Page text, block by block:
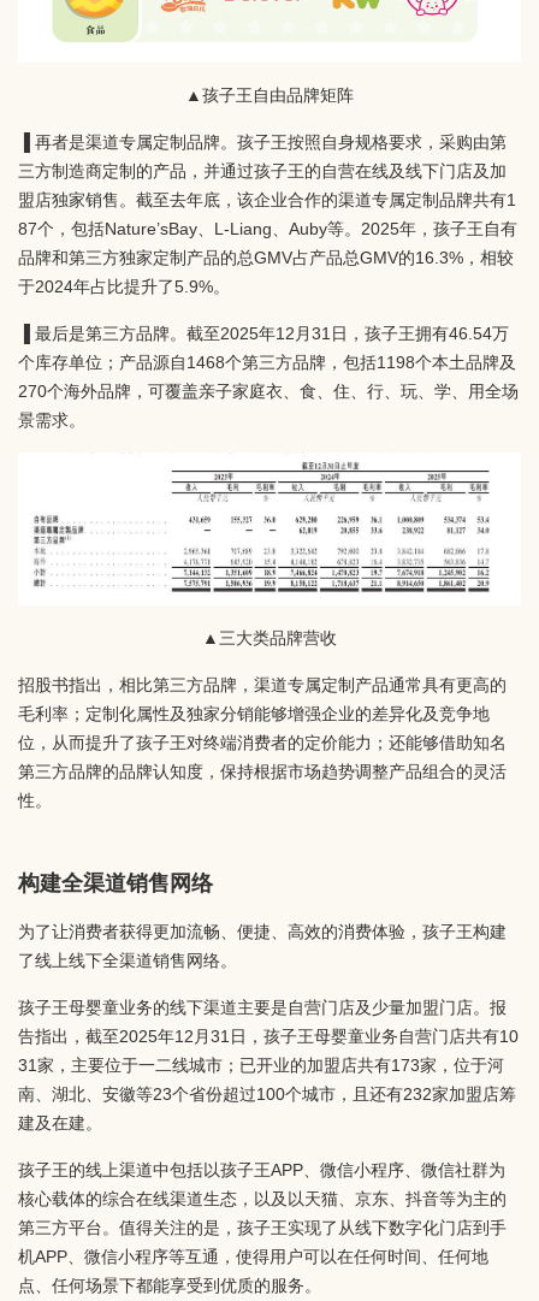
▲孩子王自由品牌矩阵
▐ 再者是渠道专属定制品牌。孩子王按照自身规格要求，采购由第
三方制造商定制的产品，并通过孩子王的自营在线及线下门店及加
盟店独家销售。截至去年底，该企业合作的渠道专属定制品牌共有1
87个，包括Nature’sBay、L-Liang、Auby等。2025年，孩子王自有
品牌和第三方独家定制产品的总GMV占产品总GMV的16.3%，相较
于2024年占比提升了5.9%。
▐ 最后是第三方品牌。截至2025年12月31日，孩子王拥有46.54万
个库存单位；产品源自1468个第三方品牌，包括1198个本土品牌及
270个海外品牌，可覆盖亲子家庭衣、食、住、行、玩、学、用全场
景需求。
▲三大类品牌营收
招股书指出，相比第三方品牌，渠道专属定制产品通常具有更高的
毛利率；定制化属性及独家分销能够增强企业的差异化及竞争地
位，从而提升了孩子王对终端消费者的定价能力；还能够借助知名
第三方品牌的品牌认知度，保持根据市场趋势调整产品组合的灵活
性。
构建全渠道销售网络
为了让消费者获得更加流畅、便捷、高效的消费体验，孩子王构建
了线上线下全渠道销售网络。
孩子王母婴童业务的线下渠道主要是自营门店及少量加盟门店。报
告指出，截至2025年12月31日，孩子王母婴童业务自营门店共有10
31家，主要位于一二线城市；已开业的加盟店共有173家，位于河
南、湖北、安徽等23个省份超过100个城市，且还有232家加盟店筹
建及在建。
孩子王的线上渠道中包括以孩子王APP、微信小程序、微信社群为
核心载体的综合在线渠道生态，以及以天猫、京东、抖音等为主的
第三方平台。值得关注的是，孩子王实现了从线下数字化门店到手
机APP、微信小程序等互通，使得用户可以在任何时间、任何地
点、任何场景下都能享受到优质的服务。